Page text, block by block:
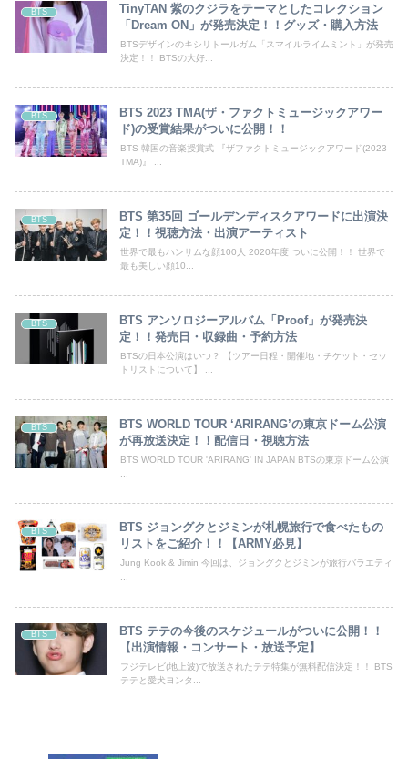
BTS
TinyTAN 紫のクジラをテーマとしたコレクション
「Dream ON」が発売決定！！グッズ・購入方法
BTSデザインのキシリトールガム「スマイルライムミント」が発売
決定！！ BTSの大好...
BTS
BTS 2023 TMA(ザ・ファクトミュージックアワー
ド)の受賞結果がついに公開！！
BTS 韓国の音楽授賞式 『ザファクトミュージックアワード(2023
TMA)』 ...
BTS
BTS 第35回 ゴールデンディスクアワードに出演決
定！！視聴方法・出演アーティスト
世界で最もハンサムな顔100人 2020年度 ついに公開！！ 世界で
最も美しい顔10...
BTS
BTS アンソロジーアルバム「Proof」が発売決
定！！発売日・収録曲・予約方法
BTSの日本公演はいつ？ 【ツアー日程・開催地・チケット・セッ
トリストについて】 ...
BTS
BTS WORLD TOUR ‘ARIRANG’の東京ドーム公演
が再放送決定！！配信日・視聴方法
BTS WORLD TOUR 'ARIRANG' IN JAPAN BTSの東京ドーム公演
BTS
BTS ジョングクとジミンが札幌旅行で食べたもの
リストをご紹介！！【ARMY必見】
Jung Kook & Jimin 今回は、ジョングクとジミンが旅行バラエティ
...
BTS
BTS テテの今後のスケジュールがついに公開！！
【出演情報・コンサート・放送予定】
フジテレビ(地上波)で放送されたテテ特集が無料配信決定！！ BTS
テテと愛犬ヨンタ...